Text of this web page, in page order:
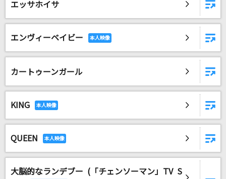
UVERworld
Cherish
[生音]オリオンをなぞる
UNISON SQUARE GARDEN
丸の内サディスティック
椎名林檎
Star Wish
エッサホイサ
エンヴィーベイビー
カートゥーンガール
KING
QUEEN
大脳的なランデブー (「チェンソーマン」TV S